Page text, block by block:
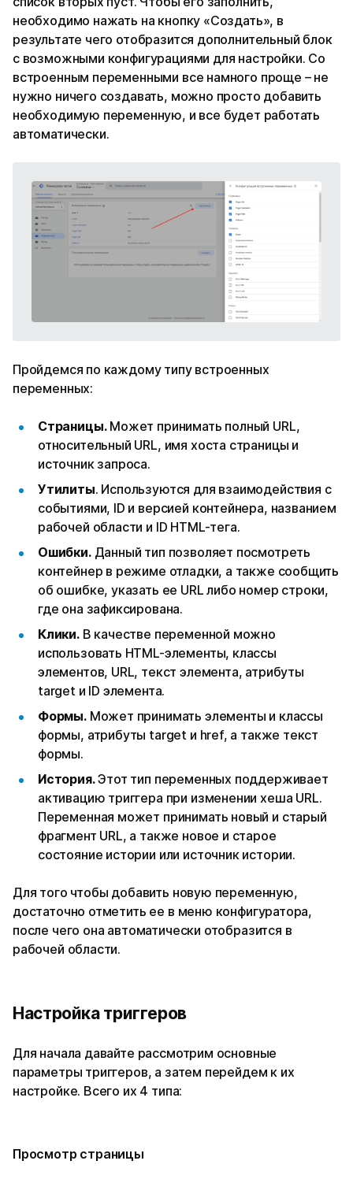
необходимо нажать на кнопку «Создать», в
результате чего отобразится дополнительный блок
с возможными конфигурациями для настройки. Со
встроенным переменными все намного проще – не
нужно ничего создавать, можно просто добавить
необходимую переменную, и все будет работать
автоматически.
Пройдемся по каждому типу встроенных
переменных:
Страницы.Может принимать полный URL,
относительный URL, имя хоста страницы и
источник запроса.
Утилиты. Используются для взаимодействия с
событиями, ID и версией контейнера, названием
рабочей области и ID HTML-тега.
Ошибки.Данный тип позволяет посмотреть
контейнер в режиме отладки, а также сообщить
об ошибке, указать ее URL либо номер строки,
где она зафиксирована.
Клики.В качестве переменной можно
использовать HTML-элементы, классы
элементов, URL, текст элемента, атрибуты
target и ID элемента.
Формы.Может принимать элементы и классы
формы, атрибуты target и href, а также текст
формы.
История.Этот тип переменных поддерживает
активацию триггера при изменении хеша URL.
Переменная может принимать новый и старый
фрагмент URL, а также новое и старое
состояние истории или источник истории.
Для того чтобы добавить новую переменную,
достаточно отметить ее в меню конфигуратора,
после чего она автоматически отобразится в
рабочей области.
Настройка триггеров
Для начала давайте рассмотрим основные
параметры триггеров, а затем перейдем к их
настройке. Всего их 4 типа:
Просмотр страницы